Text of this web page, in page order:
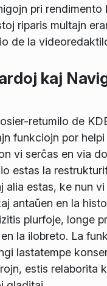
pri rendimento
riparis multajn
de la
kaj
retumilo de
funkciojn por
vi serĉas en via
estas la
alia estas, ke nun
antaŭen en la
plurfoje, longe
la ilobreto. La
lastatempe
estis relaborita